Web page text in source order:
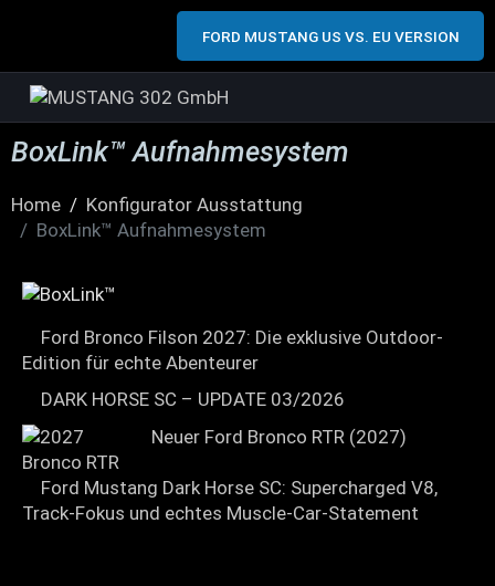
FORD MUSTANG US VS. EU VERSION
BoxLink™ Aufnahmesystem
Home
Konfigurator Ausstattung
BoxLink™ Aufnahmesystem
Ford Bronco Filson 2027: Die exklusive Outdoor-
Edition für echte Abenteurer
DARK HORSE SC – UPDATE 03/2026
Neuer Ford Bronco RTR (2027)
Ford Mustang Dark Horse SC: Supercharged V8,
Track-Fokus und echtes Muscle-Car-Statement